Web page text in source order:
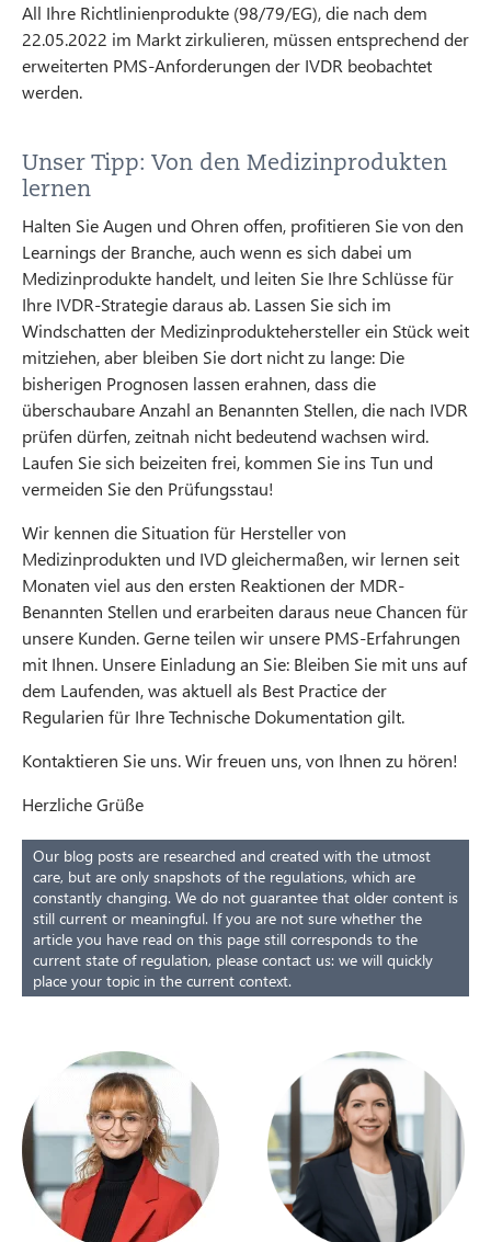
All Ihre Richtlinienprodukte (98/79/EG), die nach dem
22.05.2022 im Markt zirkulieren, müssen entsprechend der
erweiterten PMS-Anforderungen der IVDR beobachtet
werden.
Unser Tipp: Von den Medizinprodukten
lernen
Halten Sie Augen und Ohren offen, profitieren Sie von den
Learnings der Branche, auch wenn es sich dabei um
Medizinprodukte handelt, und leiten Sie Ihre Schlüsse für
Ihre IVDR-Strategie daraus ab. Lassen Sie sich im
Windschatten der Medizinproduktehersteller ein Stück weit
mitziehen, aber bleiben Sie dort nicht zu lange: Die
bisherigen Prognosen lassen erahnen, dass die
überschaubare Anzahl an Benannten Stellen, die nach IVDR
prüfen dürfen, zeitnah nicht bedeutend wachsen wird.
Laufen Sie sich beizeiten frei, kommen Sie ins Tun und
vermeiden Sie den Prüfungsstau!
Wir kennen die Situation für Hersteller von
Medizinprodukten und IVD gleichermaßen, wir lernen seit
Monaten viel aus den ersten Reaktionen der MDR-
Benannten Stellen und erarbeiten daraus neue Chancen für
unsere Kunden. Gerne teilen wir unsere PMS-Erfahrungen
mit Ihnen. Unsere Einladung an Sie: Bleiben Sie mit uns auf
dem Laufenden, was aktuell als Best Practice der
Regularien für Ihre Technische Dokumentation gilt.
Kontaktieren Sie uns. Wir freuen uns, von Ihnen zu hören!
Herzliche Grüße
Our blog posts are researched and created with the utmost
care, but are only snapshots of the regulations, which are
constantly changing. We do not guarantee that older content is
still current or meaningful. If you are not sure whether the
article you have read on this page still corresponds to the
current state of regulation, please contact us: we will quickly
place your topic in the current context.